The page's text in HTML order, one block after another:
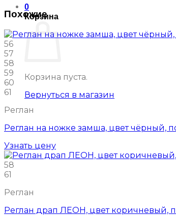
0
Корзина
Корзина пуста.
Вернуться в магазин
Похожие
56
57
58
59
60
61
Реглан
Реглан на ножке замша, цвет чёрный,
Узнать цену
58
61
Реглан
Реглан драп ЛЕОН, цвет коричневый,